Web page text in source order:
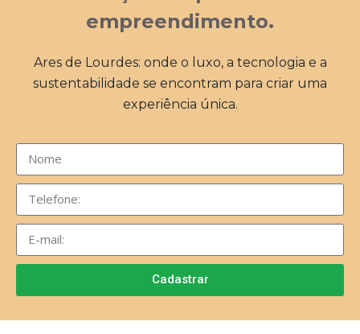
empreendimento.
Ares de Lourdes: onde o luxo, a tecnologia e a
sustentabilidade se encontram para criar uma
experiência única.
Cadastrar